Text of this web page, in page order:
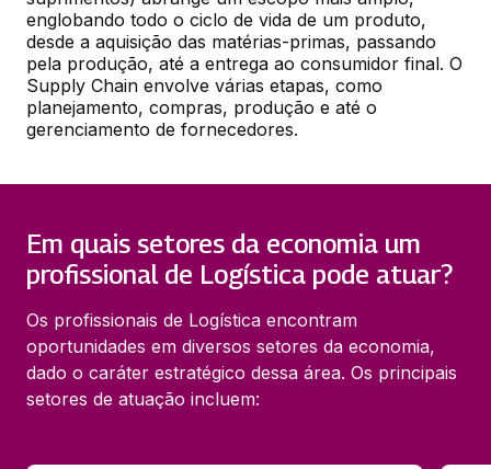
englobando todo o ciclo de vida de um produto,
desde a aquisição das matérias-primas, passando
pela produção, até a entrega ao consumidor final. O
Supply Chain envolve várias etapas, como
planejamento, compras, produção e até o
gerenciamento de fornecedores.
Em quais setores da economia um
profissional de Logística pode atuar?
Os profissionais de Logística encontram
oportunidades em diversos setores da economia,
dado o caráter estratégico dessa área. Os principais
setores de atuação incluem: